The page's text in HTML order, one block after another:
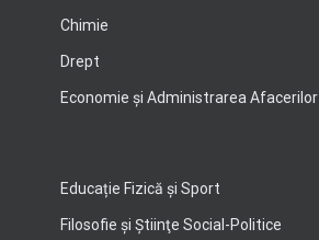
Chimie
Drept
Economie şi Administrarea Afacerilor
Educație Fizică și Sport
Filosofie şi Ştiinţe Social-Politice